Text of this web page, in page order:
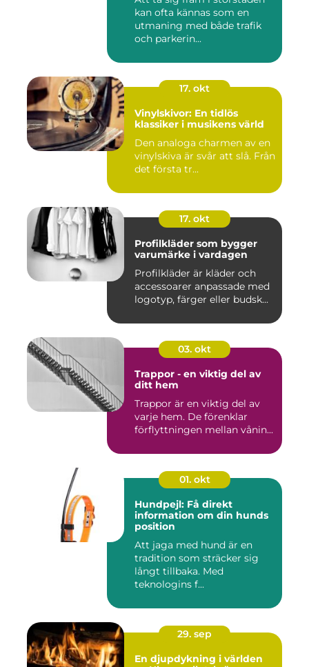
kan ofta kännas som en
utmaning med både trafik
och parkerin...
17. okt
Vinylskivor: En tidlös
klassiker i musikens värld
Den analoga charmen av en
vinylskiva är svår att slå. Från
det första tr...
17. okt
Profilkläder som bygger
varumärke i vardagen
Profilkläder är kläder och
accessoarer anpassade med
logotyp, färger eller budsk...
03. okt
Trappor - en viktig del av
ditt hem
Trappor är en viktig del av
varje hem. De förenklar
förflyttningen mellan vånin...
01. okt
Hundpejl: Få direkt
information om din hunds
position
Att jaga med hund är en
tradition som sträcker sig
långt tillbaka. Med
teknologins f...
29. sep
En djupdykning i världen